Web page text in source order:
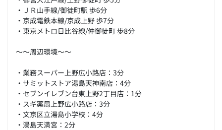
・ＪＲ山手線/御徒町駅 歩6分
・京成電鉄本線/京成上野 歩7分
・東京メトロ日比谷線/仲御徒町 歩8分
～～周辺環境～～
・業務スーパー上野広小路店：3分
・サミットストア湯島天神南店：4分
・セブンイレブン台東上野2丁目店：1分
・スギ薬局上野広小路店：3分
・文京区立湯島小学校：4分
・湯島天満宮：2分